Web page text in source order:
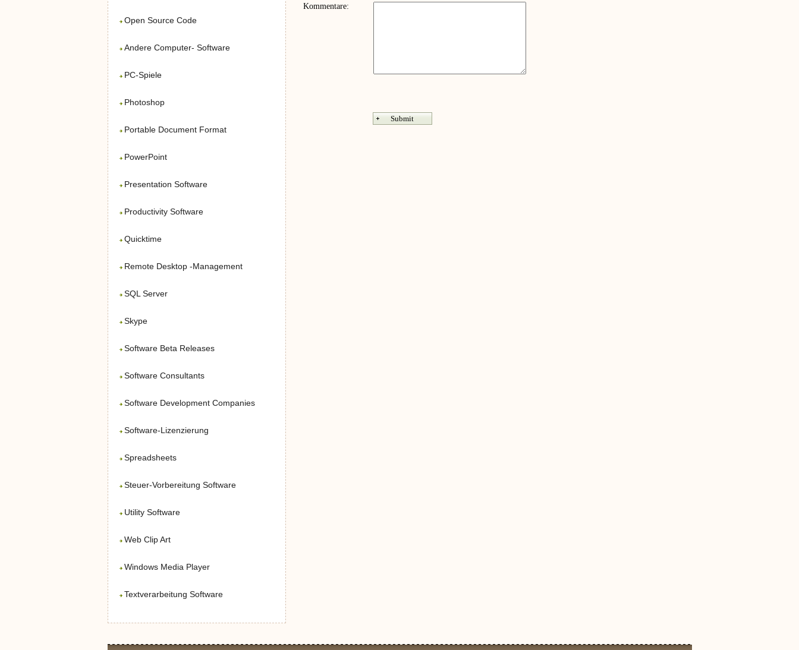
Open Source Code
Andere Computer- Software
PC-Spiele
Photoshop
Portable Document Format
PowerPoint
Presentation Software
Productivity Software
Quicktime
Remote Desktop -Management
SQL Server
Skype
Software Beta Releases
Software Consultants
Software Development Companies
Software-Lizenzierung
Spreadsheets
Steuer-Vorbereitung Software
Utility Software
Web Clip Art
Windows Media Player
Textverarbeitung Software
Kommentare: